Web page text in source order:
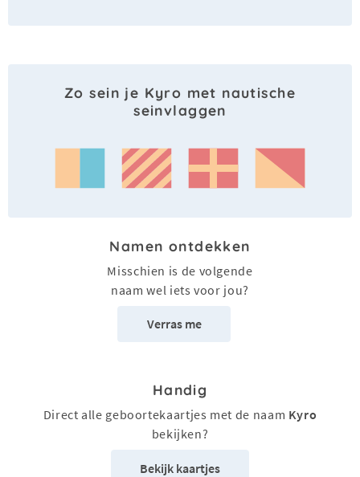
Zo sein je Kyro met nautische
seinvlaggen
Namen ontdekken
Misschien is de volgende
naam wel iets voor jou?
Verras me
Handig
Direct alle geboortekaartjes met de naam Kyro
bekijken?
Bekijk kaartjes